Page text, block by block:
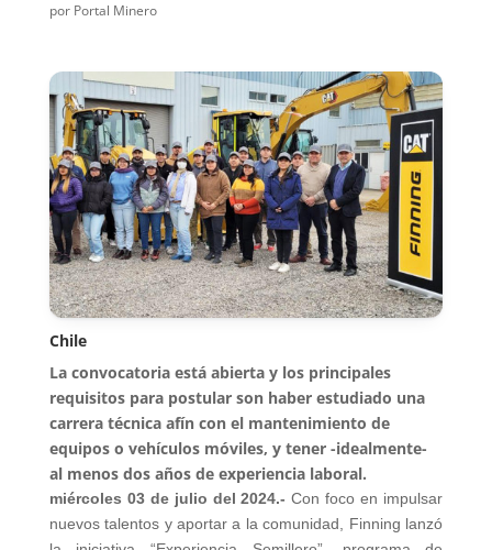
por Portal Minero
Chile
La convocatoria está abierta y los principales
requisitos para postular son haber estudiado una
carrera técnica afín con el mantenimiento de
equipos o vehículos móviles, y tener -idealmente-
al menos dos años de experiencia laboral.
miércoles 03 de julio del 2024.- Con foco en impulsar
nuevos talentos y aportar a la comunidad, Finning lanzó